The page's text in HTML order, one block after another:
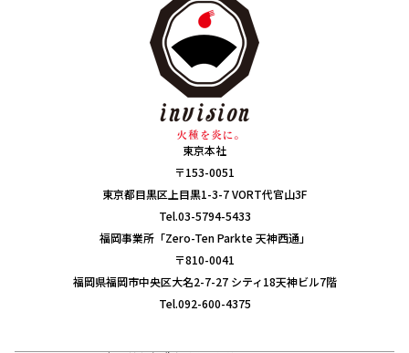
東京本社
〒153-0051
東京都目黒区上目黒1-3-7 VORT代官山3F
Tel.03-5794-5433
福岡事業所「Zero-Ten Parkte 天神西通」
〒810-0041
福岡県福岡市中央区大名2-7-27 シティ18天神ビル7階
Tel.092-600-4375